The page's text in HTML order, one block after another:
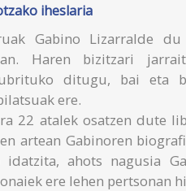
iheslaria
Gabino Lizarralde
Haren bizitzari
ditugu, bai eta
ere.
22 atalek osatzen dute
artean Gabinoren
idatzita, ahots nagusia
ere lehen pertsonan